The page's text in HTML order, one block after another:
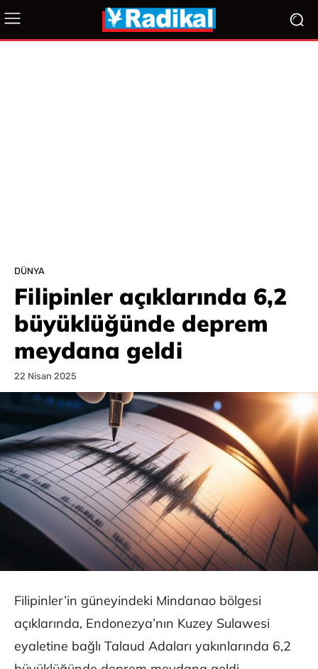
DÜNYA
Filipinler açıklarında 6,2
büyüklüğünde deprem
meydana geldi
22 Nisan 2025
Filipinler’in güneyindeki Mindanao bölgesi
açıklarında, Endonezya’nın Kuzey Sulawesi
eyaletine bağlı Talaud Adaları yakınlarında 6,2